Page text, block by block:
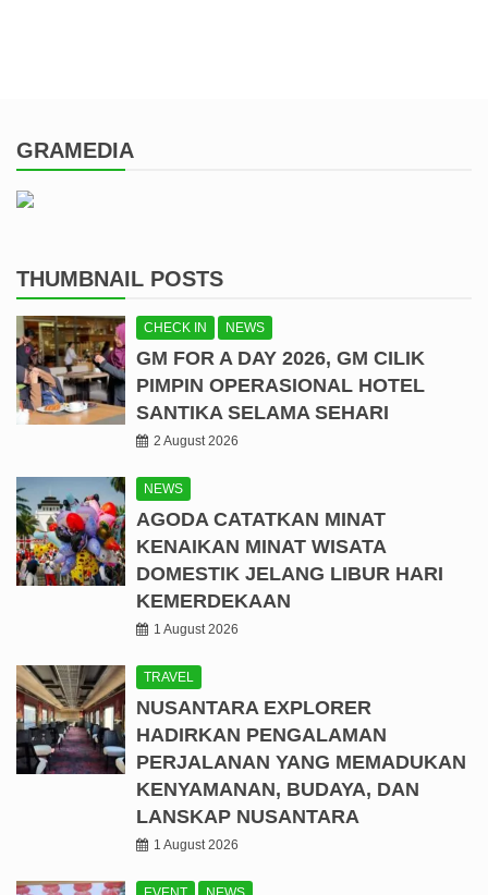
GRAMEDIA
THUMBNAIL POSTS
CHECK IN NEWS
GM FOR A DAY 2026, GM CILIK
PIMPIN OPERASIONAL HOTEL
SANTIKA SELAMA SEHARI
2 August 2026
NEWS
AGODA CATATKAN MINAT
KENAIKAN MINAT WISATA
DOMESTIK JELANG LIBUR HARI
KEMERDEKAAN
1 August 2026
TRAVEL
NUSANTARA EXPLORER
HADIRKAN PENGALAMAN
PERJALANAN YANG MEMADUKAN
KENYAMANAN, BUDAYA, DAN
LANSKAP NUSANTARA
1 August 2026